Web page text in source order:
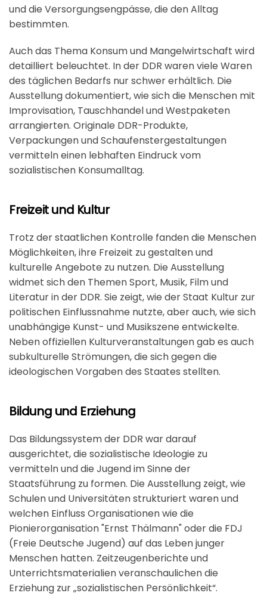
und die Versorgungsengpässe, die den Alltag
bestimmten.
Auch das Thema Konsum und Mangelwirtschaft wird
detailliert beleuchtet. In der DDR waren viele Waren
des täglichen Bedarfs nur schwer erhältlich. Die
Ausstellung dokumentiert, wie sich die Menschen mit
Improvisation, Tauschhandel und Westpaketen
arrangierten. Originale DDR-Produkte,
Verpackungen und Schaufenstergestaltungen
vermitteln einen lebhaften Eindruck vom
sozialistischen Konsumalltag.
Freizeit und Kultur
Trotz der staatlichen Kontrolle fanden die Menschen
Möglichkeiten, ihre Freizeit zu gestalten und
kulturelle Angebote zu nutzen. Die Ausstellung
widmet sich den Themen Sport, Musik, Film und
Literatur in der DDR. Sie zeigt, wie der Staat Kultur zur
politischen Einflussnahme nutzte, aber auch, wie sich
unabhängige Kunst- und Musikszene entwickelte.
Neben offiziellen Kulturveranstaltungen gab es auch
subkulturelle Strömungen, die sich gegen die
ideologischen Vorgaben des Staates stellten.
Bildung und Erziehung
Das Bildungssystem der DDR war darauf
ausgerichtet, die sozialistische Ideologie zu
vermitteln und die Jugend im Sinne der
Staatsführung zu formen. Die Ausstellung zeigt, wie
Schulen und Universitäten strukturiert waren und
welchen Einfluss Organisationen wie die
Pionierorganisation "Ernst Thälmann" oder die FDJ
(Freie Deutsche Jugend) auf das Leben junger
Menschen hatten. Zeitzeugenberichte und
Unterrichtsmaterialien veranschaulichen die
Erziehung zur „sozialistischen Persönlichkeit“.